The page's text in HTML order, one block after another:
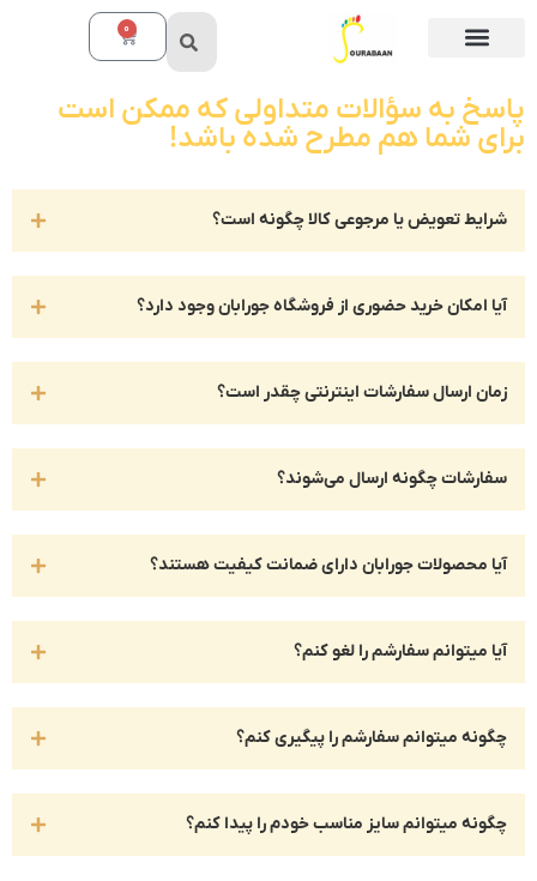
0
پاسخ به سؤالات متداولی که ممکن است
برای شما هم مطرح شده باشد!
شرایط تعویض یا مرجوعی کالا چگونه است؟
آیا امکان خرید حضوری از فروشگاه جورابان وجود دارد؟
زمان ارسال سفارشات اینترنتی چقدر است؟
سفارشات چگونه ارسال می‌شوند؟
آیا محصولات جورابان دارای ضمانت کیفیت هستند؟
آیا میتوانم سفارشم را لغو کنم؟
چگونه میتوانم سفارشم را پیگیری کنم؟
چگونه میتوانم سایز مناسب خودم را پیدا کنم؟